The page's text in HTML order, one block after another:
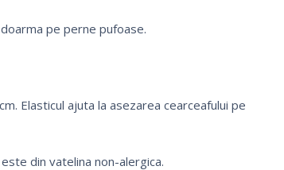
pe perne pufoase.
Elasticul ajuta la asezarea cearceafului pe
din vatelina non-alergica.